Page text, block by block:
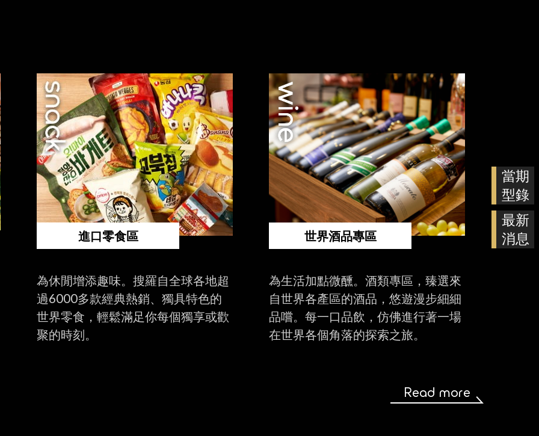
進口零食區
為休閒增添趣味。搜羅自全球各地超
過6000多款經典熱銷、獨具特色的
世界零食，輕鬆滿足你每個獨享或歡
聚的時刻。
世界酒品專區
為生活加點微醺。酒類專區，臻選來
自世界各產區的酒品，悠遊漫步細細
品嚐。每一口品飲，仿佛進行著一場
在世界各個角落的探索之旅。
Read more
當期
型錄
最新
消息